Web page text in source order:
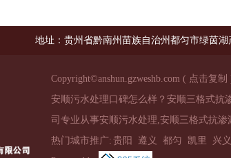
地址：贵州省黔南州苗族自治州都匀市绿茵
Copyright©anshun.gzweshb.com ( 点击复制
安顺污水处理口碑怎么样？安顺三格式抗
司专业从事安顺污水处理,安顺三格式抗
热门城市推广: 贵阳 遵义 都匀 凯里 兴义